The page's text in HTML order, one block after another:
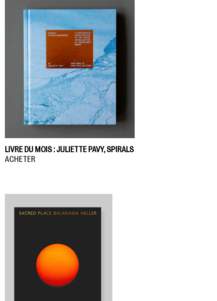
LIVRE DU MOIS : JULIETTE PAVY, SPIRALS
ACHETER